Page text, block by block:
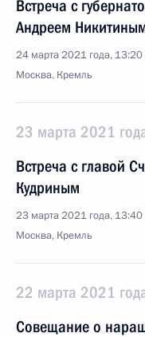
Встреча с
Андреем
24 марта 2021 года, 13:20
Москва, Кремль
23 марта 2021
Встреча с главой
Кудриным
23 марта 2021 года, 13:40
Москва, Кремль
22 марта 2021
Совещание о